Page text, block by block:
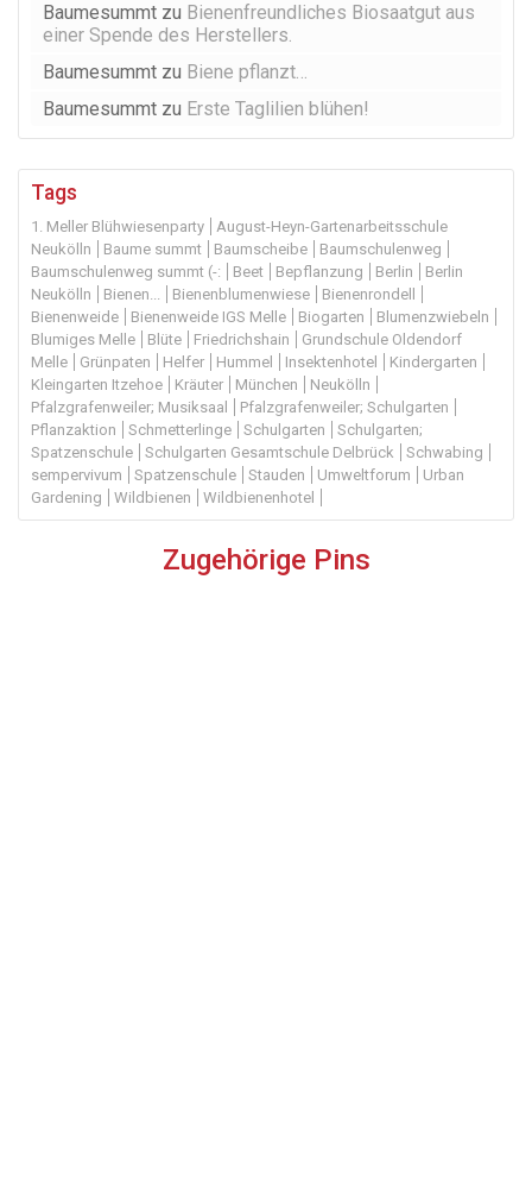
Baumesummt zu Bienenfreundliches Biosaatgut aus
einer Spende des Herstellers.
Baumesummt zu Biene pflanzt…
Baumesummt zu Erste Taglilien blühen!
Tags
1. Meller Blühwiesenparty
August-Heyn-Gartenarbeitsschule
Neukölln
Baume summt Baumscheibe
Baumschulenweg
Baumschulenweg summt (-:
Beet Bepflanzung Berlin
Berlin
Neukölln
Bienen... Bienenblumenwiese
Bienenrondell
Bienenweide
Bienenweide IGS Melle Biogarten
Blumenzwiebeln
Blumiges Melle
Blüte Friedrichshain
Grundschule Oldendorf
Melle
Grünpaten Helfer Hummel Insektenhotel
Kindergarten
Kleingarten Itzehoe
Kräuter München
Neukölln
Pfalzgrafenweiler; Musiksaal
Pfalzgrafenweiler; Schulgarten
Pflanzaktion
Schmetterlinge Schulgarten
Schulgarten;
Spatzenschule
Schulgarten Gesamtschule Delbrück
Schwabing
sempervivum
Spatzenschule Stauden Umweltforum
Urban
Gardening
Wildbienen Wildbienenhotel
Zugehörige Pins